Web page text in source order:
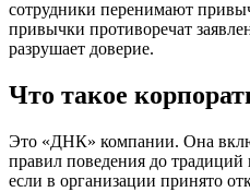
сотрудники перенимают
привычки противоречат
разрушает доверие.
Что такое
Это «ДНК» компании. Она
правил поведения до
если в организации принято